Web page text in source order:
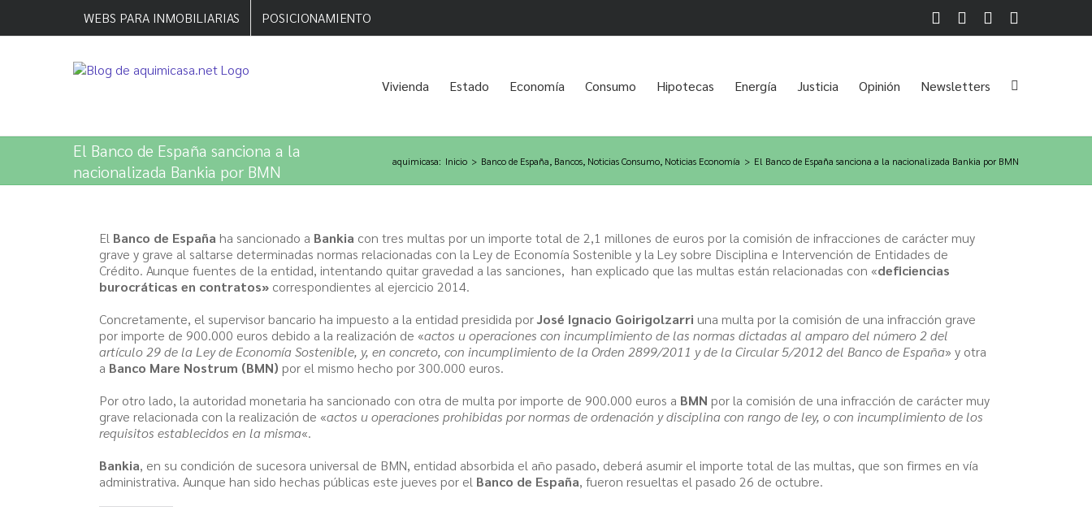
contenido
WEBS PARA INMOBILIARIAS POSICIONAMIENTO FacebookTwitterLinkedIn
Vivienda Estado Economía Consumo Hipotecas Energía Justicia Opinión Newsletters
El Banco de España sanciona a la
nacionalizada Bankia por BMN
aquimicasa: Inicio > Banco de España Bancos Noticias Consumo Noticias Economía > El Banco de España sanciona a la nacionalizada Bankia por BMN
El Banco de España ha sancionado a Bankia con tres multas por un importe total de 2,1 millones de euros por la comisión de infracciones de carácter muy
grave y grave al saltarse determinadas normas relacionadas con la Ley de Economía Sostenible y la Ley sobre Disciplina e Intervención de Entidades de
Crédito. Aunque fuentes de la entidad, intentando quitar gravedad a las sanciones, han explicado que las multas están relacionadas con «deficiencias
burocráticas en contratos» correspondientes al ejercicio 2014.
Concretamente, el supervisor bancario ha impuesto a la entidad presidida porJosé Ignacio Goirigolzarri una multa por la comisión de una infracción grave
por importe de 900.000 euros debido a la realización de «actos u operaciones con incumplimiento de las normas dictadas al amparo del número 2 del
artículo 29 de la Ley de Economía Sostenible, y, en concreto, con incumplimiento de la Orden 2899/2011 y de la Circular 5/2012 del Banco de España» y otra
a Banco Mare Nostrum (BMN) por el mismo hecho por 300.000 euros.
Por otro lado, la autoridad monetaria ha sancionado con otra de multa por importe de 900.000 euros a BMN por la comisión de una infracción de carácter muy
grave relacionada con la realización de «actos u operaciones prohibidas por normas de ordenación y disciplina con rango de ley, o con incumplimiento de los
requisitos establecidos en la misma«.
Bankia, en su condición de sucesora universal de BMN, entidad absorbida el año pasado, deberá asumir el importe total de las multas, que son firmes en vía
administrativa. Aunque han sido hechas públicas este jueves por el Banco de España, fueron resueltas el pasado 26 de octubre.